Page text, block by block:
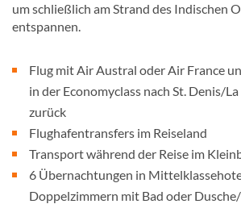
um schließlich am Strand des Indischen
entspannen.
Flug mit Air Austral oder Air France
in der Economyclass nach St. Denis/
zurück
Flughafentransfers im Reiseland
Transport während der Reise im
6 Übernachtungen in
Doppelzimmern mit Bad oder